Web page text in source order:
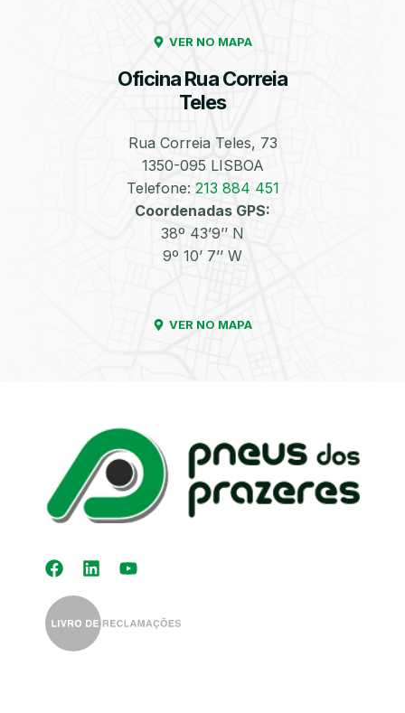
VER NO MAPA
Oficina Rua Correia
Teles
Rua Correia Teles, 73
1350-095 LISBOA
Telefone: 213 884 451
Coordenadas GPS:
38º 43’9’’ N
9º 10’ 7’’ W
VER NO MAPA
Rodas
Jantes
Kit Distribuição
Diagnóstico
Auto-Rádios